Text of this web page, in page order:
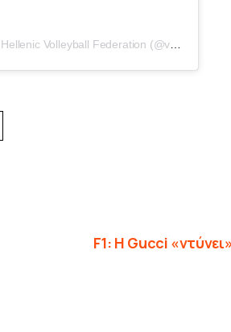
Η δημοσίευση κοινοποιήθηκε από το χρήστη Hellenic Volleyball Federation (@volleyball.gr)
F1: Η Gucci